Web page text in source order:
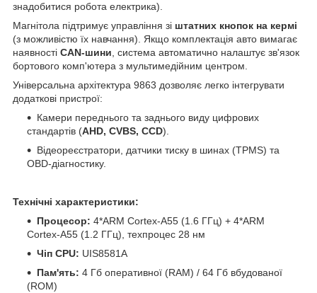
знадобитися робота електрика).
Магнітола підтримує управління зі штатних кнопок на кермі
(з можливістю їх навчання). Якщо комплектація авто вимагає
наявності CAN-шини, система автоматично налаштує зв'язок
бортового комп'ютера з мультимедійним центром.
Універсальна архітектура 9863 дозволяє легко інтегрувати
додаткові пристрої:
Камери переднього та заднього виду цифрових
стандартів (AHD, CVBS, CCD).
Відеореєстратори, датчики тиску в шинах (TPMS) та
OBD-діагностику.
Технічні характеристики:
Процесор: 4*ARM Cortex-A55 (1.6 ГГц) + 4*ARM
Cortex-A55 (1.2 ГГц), техпроцес 28 нм
Чіп CPU: UIS8581A
Пам'ять: 4 Гб оперативної (RAM) / 64 Гб вбудованої
(ROM)